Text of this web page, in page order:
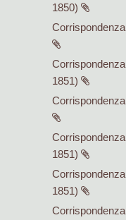
1850)
Corrispondenza
Corrispondenza
1851)
Corrispondenza
Corrispondenza
1851)
Corrispondenza
1851)
Corrispondenza